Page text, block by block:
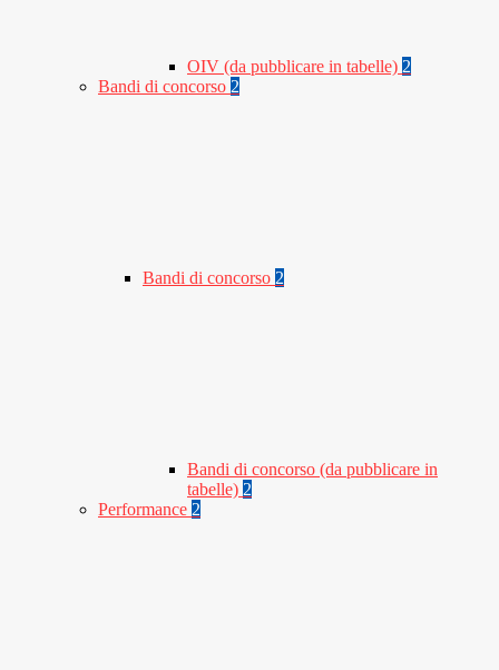
OIV (da pubblicare in tabelle) 2
Bandi di concorso 2
Bandi di concorso 2
Bandi di concorso (da pubblicare in
tabelle) 2
Performance 2